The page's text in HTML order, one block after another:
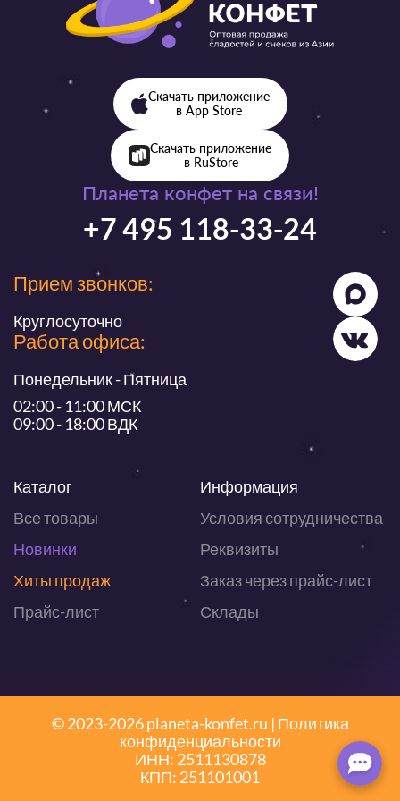
Планета конфет на связи!
+7 495 118-33-24
Прием звонков:
Круглосуточно
Работа офиса:
Понедельник - Пятница
02:00 - 11:00 МСК
09:00 - 18:00 ВДК
Каталог
Все товары
Новинки
Хиты продаж
Прайс-лист
Информация
Условия сотрудничества
Реквизиты
Заказ через прайс-лист
Склады
Скачать приложение
в App Store
Скачать приложение
в RuStore
© 2023-2026 planeta-konfet.ru | Политика
конфиденциальности
ИНН: 2511130878
КПП: 251101001